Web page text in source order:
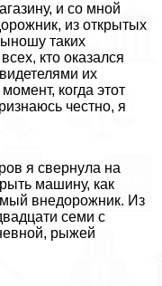
и со мной
из открытых
таких
кто оказался
их
когда этот
честно, я
я свернула на
машину, как
внедорожник. Из
семи с
рыжей